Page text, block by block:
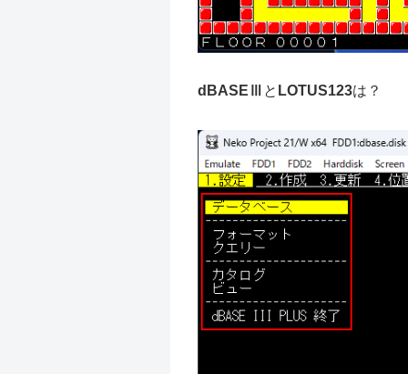
dBASEⅢ と LOTUS123は？